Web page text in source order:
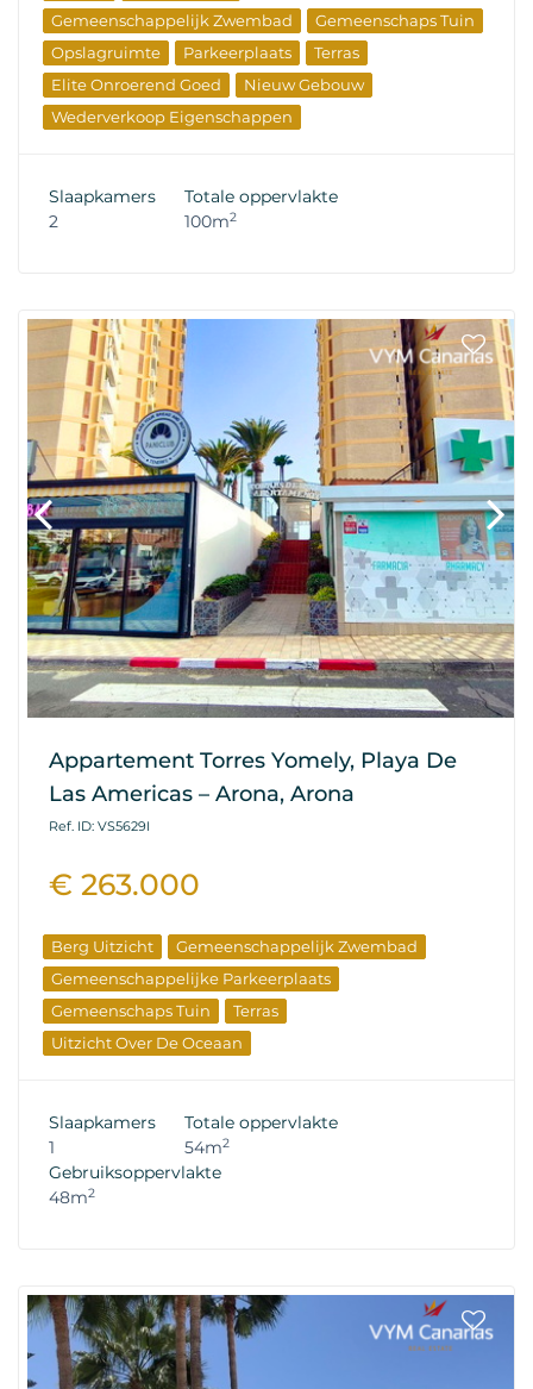
Gemeenschappelijk Zwembad
Gemeenschaps Tuin
Opslagruimte
Parkeerplaats
Terras
Elite Onroerend Goed
Nieuw Gebouw
Wederverkoop Eigenschappen
Slaapkamers
2
Totale oppervlakte
100m2
Appartement Torres Yomely, Playa De
Las Americas – Arona, Arona
Ref. ID: VS5629I
€ 263.000
Berg Uitzicht
Gemeenschappelijk Zwembad
Gemeenschappelijke Parkeerplaats
Gemeenschaps Tuin
Terras
Uitzicht Over De Oceaan
Slaapkamers
1
Totale oppervlakte
54m2
Gebruiksoppervlakte
48m2